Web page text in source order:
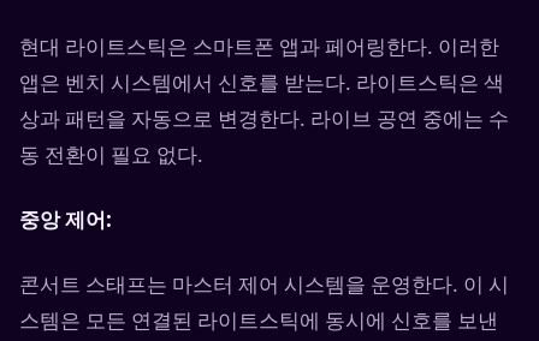
현대 라이트스틱은 스마트폰 앱과 페어링한다. 이러한
앱은 벤치 시스템에서 신호를 받는다. 라이트스틱은 색
상과 패턴을 자동으로 변경한다. 라이브 공연 중에는 수
동 전환이 필요 없다.
중앙 제어:
콘서트 스태프는 마스터 제어 시스템을 운영한다. 이 시
스템은 모든 연결된 라이트스틱에 동시에 신호를 보낸